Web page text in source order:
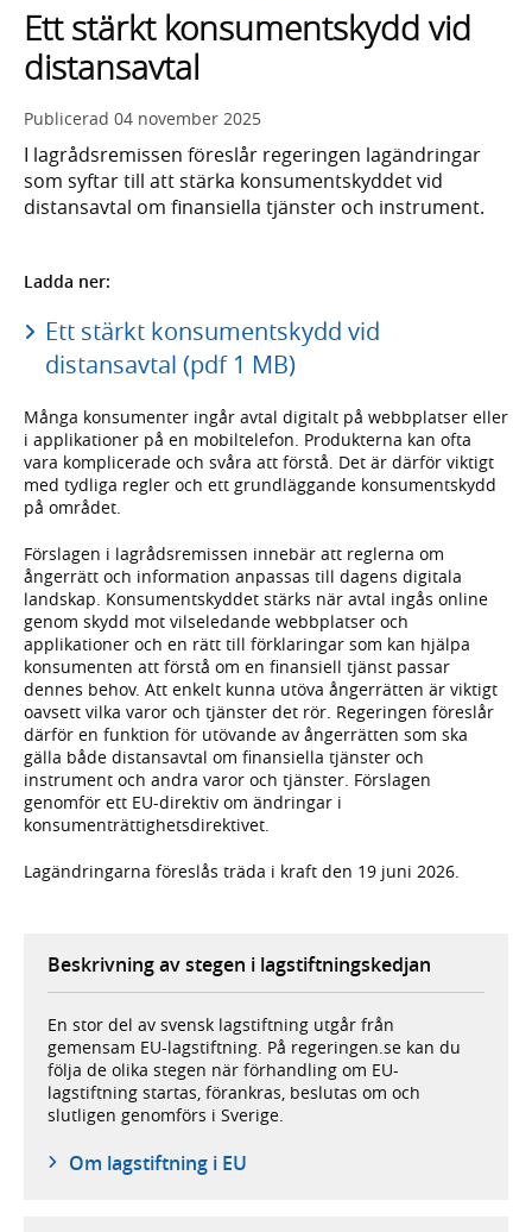
Ett stärkt konsumentskydd vid
distansavtal
Publicerad 04 november 2025
I lagrådsremissen föreslår regeringen lagändringar
som syftar till att stärka konsumentskyddet vid
distansavtal om finansiella tjänster och instrument.
Ladda ner:
Ett stärkt konsumentskydd vid
distansavtal (pdf 1 MB)
Många konsumenter ingår avtal digitalt på webbplatser eller
i applikationer på en mobiltelefon. Produkterna kan ofta
vara komplicerade och svåra att förstå. Det är därför viktigt
med tydliga regler och ett grundläggande konsumentskydd
på området.
Förslagen i lagrådsremissen innebär att reglerna om
ångerrätt och information anpassas till dagens digitala
landskap. Konsumentskyddet stärks när avtal ingås online
genom skydd mot vilseledande webbplatser och
applikationer och en rätt till förklaringar som kan hjälpa
konsumenten att förstå om en finansiell tjänst passar
dennes behov. Att enkelt kunna utöva ångerrätten är viktigt
oavsett vilka varor och tjänster det rör. Regeringen föreslår
därför en funktion för utövande av ångerrätten som ska
gälla både distansavtal om finansiella tjänster och
instrument och andra varor och tjänster. Förslagen
genomför ett EU-direktiv om ändringar i
konsumenträttighetsdirektivet.
Lagändringarna föreslås träda i kraft den 19 juni 2026.
Beskrivning av stegen i lagstiftningskedjan
En stor del av svensk lagstiftning utgår från
gemensam EU-lagstiftning. På regeringen.se kan du
följa de olika stegen när förhandling om EU-
lagstiftning startas, förankras, beslutas om och
slutligen genomförs i Sverige.
Om lagstiftning i EU